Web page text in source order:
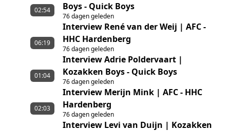
Boys - Quick Boys
76 dagen geleden
02:54
Interview René van der Weij | AFC -
HHC Hardenberg
76 dagen geleden
06:19
Interview Adrie Poldervaart |
Kozakken Boys - Quick Boys
76 dagen geleden
01:04
Interview Merijn Mink | AFC - HHC
Hardenberg
76 dagen geleden
02:03
Interview Levi van Duijn | Kozakken